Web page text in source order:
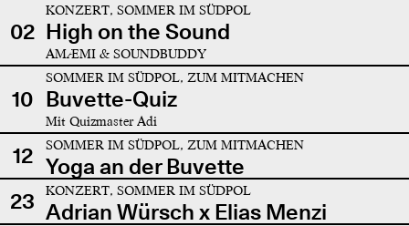
02
KONZERT, SOMMER IM SÜDPOL
High on the Sound
AMÆMI & SOUNDBUDDY
10
SOMMER IM SÜDPOL, ZUM MITMACHEN
Buvette-Quiz
Mit Quizmaster Adi
12 SOMMER IM SÜDPOL, ZUM MITMACHEN
Yoga an der Buvette
23
KONZERT, SOMMER IM SÜDPOL
Adrian Würsch x Elias Menzi